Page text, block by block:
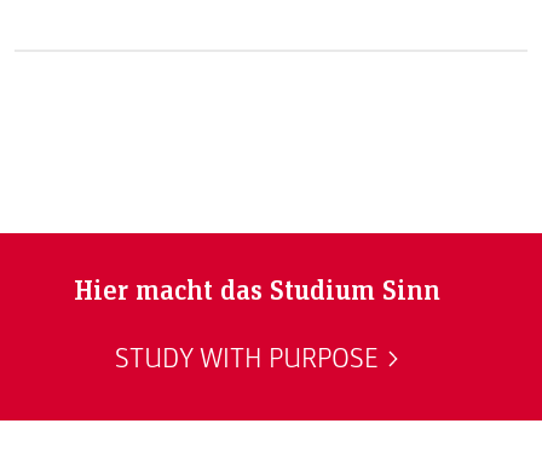
Hier macht das Studium Sinn
STUDY WITH PURPOSE